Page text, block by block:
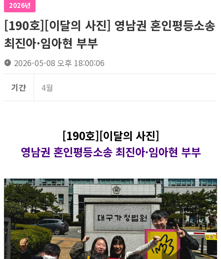
2026년
[190호][이달의 사진] 영남권 혼인평등소송
최진아·임아현 부부
2026-05-08 오후 18:00:06
기간 4월
[190호][이달의 사진]
영남권 혼인평등소송 최진아·임아현 부부